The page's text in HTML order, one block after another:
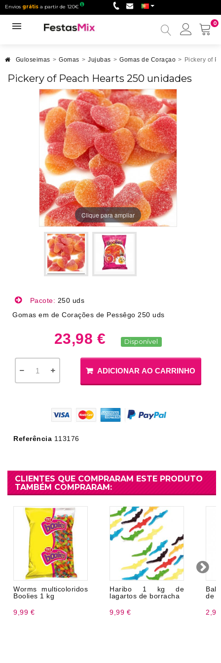
Envios grátis a partir de 120€
0
Minha
Guloseimas > Gomas > Jujubas > Gomas de Coraçao > Pickery of
Pickery of Peach Hearts 250 unidades
Clique para ampliar
Pacote: 250 uds
Gomas em de Corações de Pessêgo 250 uds
23,98 € Disponível
ADICIONAR AO CARRINHO
Referência 113176
CLIENTES QUE COMPRARAM ESTE PRODUTO
TAMBÉM COMPRARAM:
Worms multicoloridos
Boolies 1 kg
9,99 €
Haribo 1 kg de
lagartos de borracha
9,99 €
de